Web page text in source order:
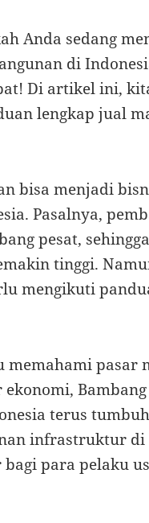
Anda sedang
di
Di artikel ini,
lengkap jual
bisa menjadi
Pasalnya,
pesat,
tinggi.
mengikuti
memahami pasar
terus
infrastruktur di
para pelaku